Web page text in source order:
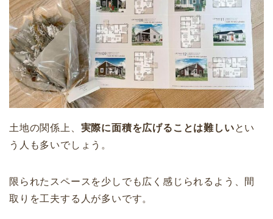
土地の関係上、 実際に面積を広げることは難しいとい
う人も多いでしょう。
限られたスペースを少しでも広く感じられるよう、間
取りを工夫する人が多いです。